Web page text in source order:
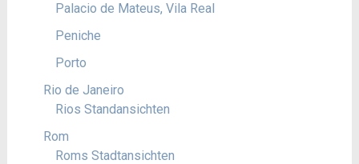
Palacio de Mateus, Vila Real
Peniche
Porto
Rio de Janeiro
Rios Standansichten
Rom
Roms Stadtansichten